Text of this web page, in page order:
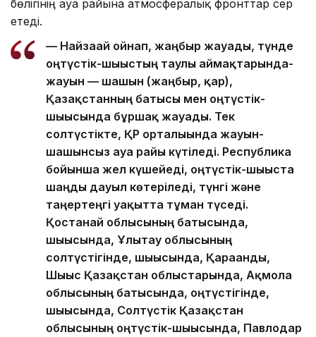
бөлігінің ауа райына атмосфералық фронттар әсер
етеді.
— Найзағай ойнап, жаңбыр жауады, түнде
оңтүстік-шығыстың таулы аймақтарында-
жауын — шашын (жаңбыр, қар),
Қазақстанның батысы мен оңтүстік-
шығысында бұршақ жауады. Тек
солтүстікте, ҚР орталығында жауын-
шашынсыз ауа райы күтіледі. Республика
бойынша жел күшейеді, оңтүстік-шығыста
шаңды дауыл көтеріледі, түнгі және
таңертеңгі уақытта тұман түседі.
Қостанай облысының батысында,
шығысында, Ұлытау облысының
солтүстігінде, шығысында, Қарағанды,
Шығыс Қазақстан облыстарында, Ақмола
облысының батысында, оңтүстігінде,
шығысында, Солтүстік Қазақстан
облысының оңтүстік-шығысында, Павлодар